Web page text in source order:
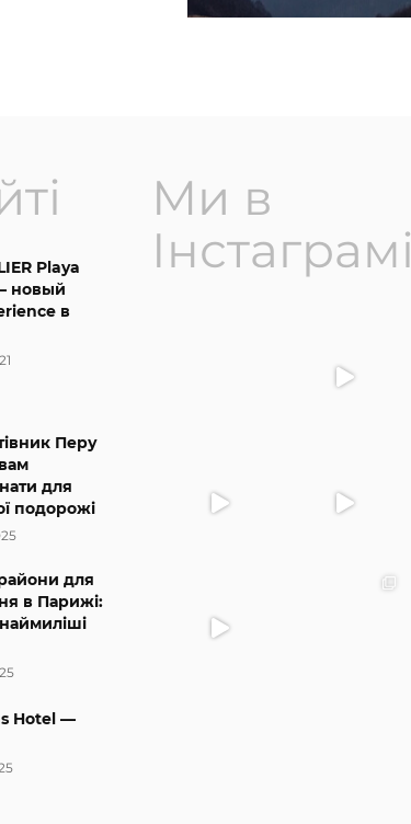
Playa
новый
в
Перу
для
подорожі
для
в Парижі:
Hotel —
Ми в
Інстаграмі